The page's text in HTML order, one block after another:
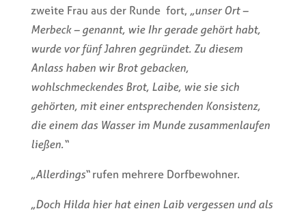
zweite Frau aus der Runde fort, „unser Ort –
Merbeck – genannt, wie Ihr gerade gehört habt,
wurde vor fünf Jahren gegründet. Zu diesem
Anlass haben wir Brot gebacken,
wohlschmeckendes Brot, Laibe, wie sie sich
gehörten, mit einer entsprechenden Konsistenz,
die einem das Wasser im Munde zusammenlaufen
ließen.“
„Allerdings“rufen mehrere Dorfbewohner.
„Doch Hilda hier hat einen Laib vergessen und als